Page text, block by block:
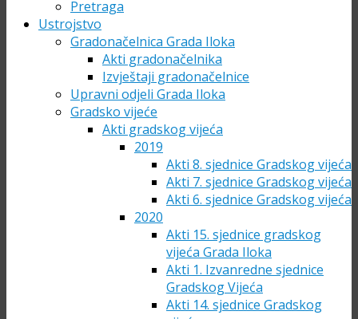
Pretraga
Ustrojstvo
Gradonačelnica Grada Iloka
Akti gradonačelnika
Izvještaji gradonačelnice
Upravni odjeli Grada Iloka
Gradsko vijeće
Akti gradskog vijeća
2019
Akti 8. sjednice Gradskog vijeća
Akti 7. sjednice Gradskog vijeća
Akti 6. sjednice Gradskog vijeća
2020
Akti 15. sjednice gradskog
vijeća Grada Iloka
Akti 1. Izvanredne sjednice
Gradskog Vijeća
Akti 14. sjednice Gradskog